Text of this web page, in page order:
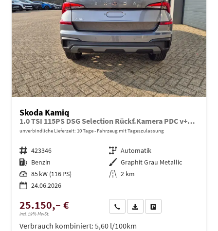
Skoda Kamiq
1.0 TSI 115PS DSG Selection Rückf.Kamera PDC v+h Sitzheizung Klimaautomatik Skoda-Radio Apple CarPlay + Android Auto Tempomat Garantieverlängerung 16"LM
unverbindliche Lieferzeit: 10 Tage Fahrzeug mit Tageszulassung
Fahrzeugnr. 423346 Getriebe Automatik
Kraftstoff Benzin Außenfarbe Graphit Grau Metallic
Leistung 85 kW (116 PS) Kilometerstand 2 km
24.06.2026
25.150,– €
incl. 19% MwSt.
Wir rufen Sie anPDF-Datei, Fahrzeugexposé
Verbrauch kombiniert: 5,60 l/100km